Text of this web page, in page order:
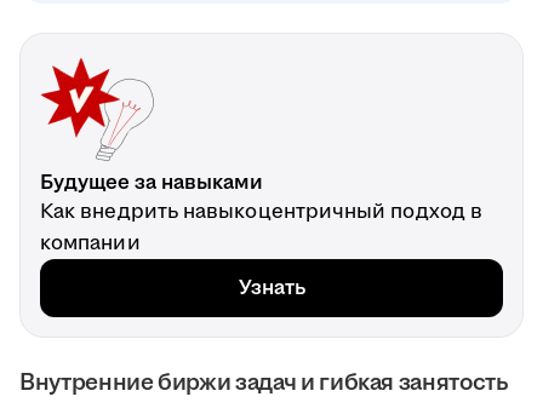
Будущее за навыками
Как внедрить навыкоцентричный подход в
компании
Узнать
Внутренние биржи задач и гибкая занятость